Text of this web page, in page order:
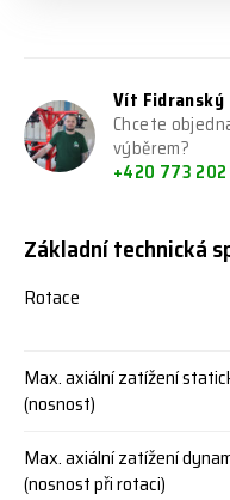
Vít Fidranský
Chcete
výběrem?
+420 773 202
Základní technická
Rotace
Max. axiální zatížení
(nosnost)
Max. axiální zatížení
(nosnost při rotaci)